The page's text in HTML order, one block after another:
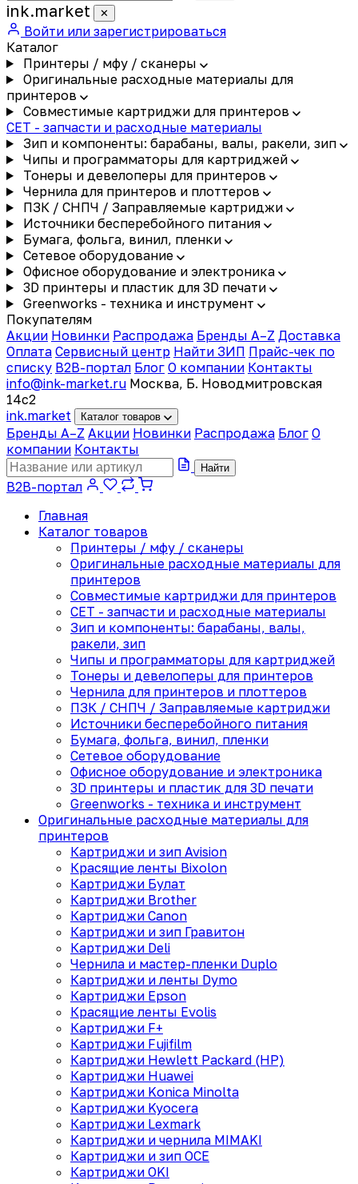
ink.market ✕
Войти или зарегистрироваться
Каталог
Принтеры / мфу / сканеры
Оригинальные расходные материалы для
принтеров
Совместимые картриджи для принтеров
CET - запчасти и расходные материалы
Зип и компоненты: барабаны, валы, ракели, зип
Чипы и программаторы для картриджей
Тонеры и девелоперы для принтеров
Чернила для принтеров и плоттеров
ПЗК / СНПЧ / Заправляемые картриджи
Источники бесперебойного питания
Бумага, фольга, винил, пленки
Сетевое оборудование
Офисное оборудование и электроника
3D принтеры и пластик для 3D печати
Greenworks - техника и инструмент
Покупателям
Акции Новинки Распродажа Бренды A–Z Доставка
Оплата Сервисный центр Найти ЗИП Прайс-чек по
списку B2B-портал Блог О компании Контакты
info@ink-market.ru Москва, Б. Новодмитровская
14с2
ink.market Каталог товаров
Бренды A–Z Акции Новинки Распродажа Блог О
компании Контакты
Найти
B2B-портал
Главная
Каталог товаров
Принтеры / мфу / сканеры
Оригинальные расходные материалы для
принтеров
Совместимые картриджи для принтеров
CET - запчасти и расходные материалы
Зип и компоненты: барабаны, валы,
ракели, зип
Чипы и программаторы для картриджей
Тонеры и девелоперы для принтеров
Чернила для принтеров и плоттеров
ПЗК / СНПЧ / Заправляемые картриджи
Источники бесперебойного питания
Бумага, фольга, винил, пленки
Сетевое оборудование
Офисное оборудование и электроника
3D принтеры и пластик для 3D печати
Greenworks - техника и инструмент
Оригинальные расходные материалы для
принтеров
Картриджи и зип Avision
Красящие ленты Bixolon
Картриджи Булат
Картриджи Brother
Картриджи Canon
Картриджи и зип Гравитон
Картриджи Deli
Чернила и мастер-пленки Duplo
Картриджи и ленты Dymo
Картриджи Epson
Красящие ленты Evolis
Картриджи F+
Картриджи Fujifilm
Картриджи Hewlett Packard (HP)
Картриджи Huawei
Картриджи Konica Minolta
Картриджи Kyocera
Картриджи Lexmark
Картриджи и чернила MIMAKI
Картриджи и зип OCE
Картриджи OKI